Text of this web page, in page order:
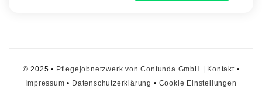
© 2025 • Pflegejobnetzwerk von Contunda GmbH Kontakt•
Impressum • Datenschutzerklärung • Cookie Einstellungen